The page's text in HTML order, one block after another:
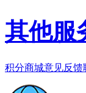
其他服
积分商城意见反馈